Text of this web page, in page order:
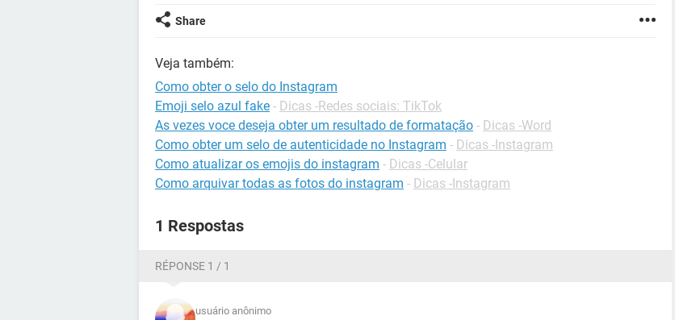
Share
Veja também:
Como obter o selo do Instagram
Emoji selo azul fake - Dicas -Redes sociais: TikTok
As vezes voce deseja obter um resultado de formatação - Dicas -Word
Como obter um selo de autenticidade no Instagram - Dicas -Instagram
Como atualizar os emojis do instagram - Dicas -Celular
Como arquivar todas as fotos do instagram - Dicas -Instagram
1 Respostas
RÉPONSE 1 / 1
usuário anônimo